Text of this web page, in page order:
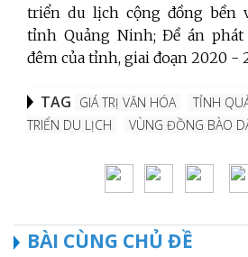
triển du lịch cộng đồng bền
tỉnh Quảng Ninh; Đề án
đêm của tỉnh, giai đoạn 2020 -
TAG GIÁ TRỊ VĂN HÓA TỈNH
TRIỂN DU LỊCH
VÙNG ĐỒNG BÀO
BÀI CÙNG CHỦ ĐỀ